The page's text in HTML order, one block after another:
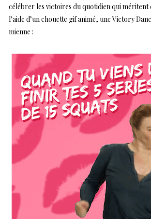
célébrer les victoires du quotidien qui méritent
l’aide d’un chouette gif animé, une Victory
mienne :